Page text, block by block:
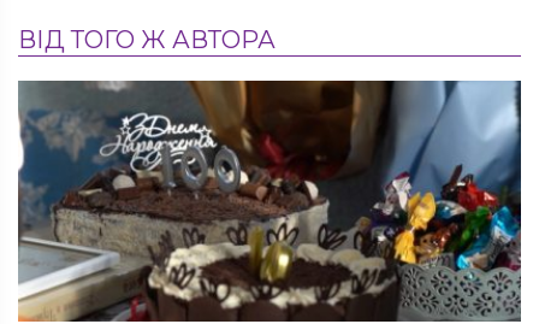
ВІД ТОГО Ж АВТОРА